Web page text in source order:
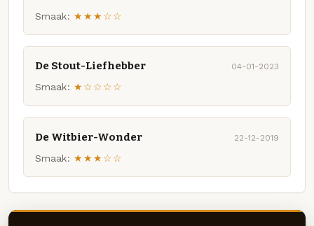
Smaak: ★★★☆☆
De Stout-Liefhebber 04-01-2023
Smaak: ★☆☆☆☆
De Witbier-Wonder 22-12-2019
Smaak: ★★★☆☆